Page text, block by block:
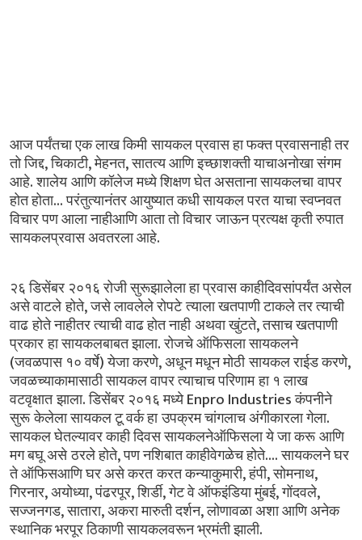
आज पर्यंतचा एक लाख किमी सायकल प्रवास हा फक्त प्रवासनाही तर
तो जिद्द,चिकाटी,मेहनत,सातत्य आणि इच्छाशक्ती याचाअनोखा संगम
आहे.शालेय आणि कॉलेज मध्ये शिक्षण घेत असताना सायकलचा वापर
होत होता...परंतुत्यानंतर आयुष्यात कधी सायकल परत याचा स्वप्नवत
विचार पण आला नाहीआणि आता तो विचार जाऊन प्रत्यक्ष कृती रुपात
सायकलप्रवास अवतरला आहे.
२६ डिसेंबर २०१६ रोजी सुरूझालेला हा प्रवास काहीदिवसांपर्यंत असेल
असे वाटले होते,जसे लावलेले रोपटे त्याला खतपाणी टाकले तर त्याची
वाढ होते नाहीतर त्याची वाढ होत नाही अथवा खुंटते,तसाच खतपाणी
प्रकार हा सायकलबाबत झाला.रोजचे ऑफिसला सायकलने
(जवळपास १० वर्षे)येजा करणे, अधून मधून मोठी सायकल राईड करणे,
जवळच्याकामासाठी सायकल वापर त्याचाच परिणाम हा १ लाख
वटवृक्षात झाला.डिसेंबर २०१६ मध्येEnpro Industriesकंपनीने
सुरू केलेला सायकल टू वर्क हा उपक्रम चांगलाच अंगीकारला गेला.
सायकल घेतल्यावर काही दिवस सायकलनेऑफिसला ये जा करू आणि
मग बघू असे ठरले होते,पण नशिबात काहीवेगळेच होते....सायकलने घर
ते ऑफिसआणि घर असे करत करत कन्याकुमारी,हंपी,सोमनाथ,
गिरनार, अयोध्या,पंढरपूर,शिर्डी,गेट वे ऑफइंडिया मुंबई,गोंदवले,
सज्जनगड,सातारा, अकरा मारुती दर्शन,लोणावळा अशा आणि अनेक
स्थानिक भरपूर ठिकाणी सायकलवरून भ्रमंती झाली.